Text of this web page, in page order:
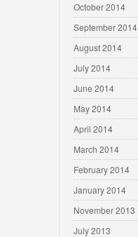
October 2014
September 2014
August 2014
July 2014
June 2014
May 2014
April 2014
March 2014
February 2014
January 2014
November 2013
July 2013